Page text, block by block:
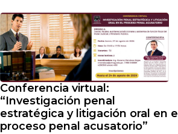
Conferencia virtual:
“Investigación penal
estratégica y litigación oral en el
proceso penal acusatorio”